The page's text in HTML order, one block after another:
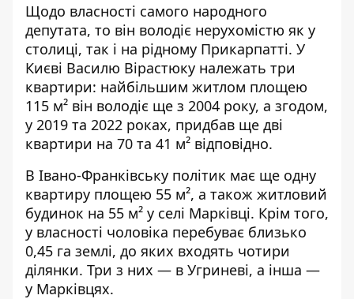
Щодо власності самого народного
депутата, то він володіє нерухомістю як у
столиці, так і на рідному Прикарпатті. У
Києві Василю Вірастюку належать три
квартири: найбільшим житлом площею
115 м² він володіє ще з 2004 року, а згодом,
у 2019 та 2022 роках, придбав ще дві
квартири на 70 та 41 м² відповідно.
В Івано-Франківську політик має ще одну
квартиру площею 55 м², а також житловий
будинок на 55 м² у селі Марківці. Крім того,
у власності чоловіка перебуває близько
0,45 га землі, до яких входять чотири
ділянки. Три з них — в Угриневі, а інша —
у Марківцях.